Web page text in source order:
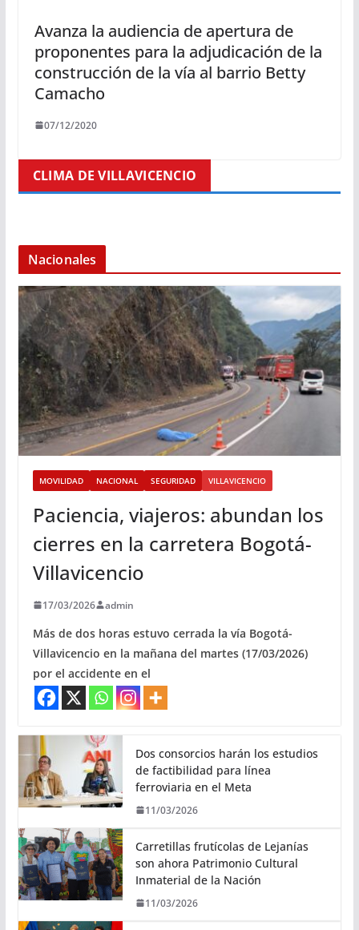
Avanza la audiencia de apertura de
proponentes para la adjudicación de la
construcción de la vía al barrio Betty
Camacho
07/12/2020
CLIMA DE VILLAVICENCIO
Nacionales
MOVILIDAD NACIONAL SEGURIDAD VILLAVICENCIO
Paciencia, viajeros: abundan los
cierres en la carretera Bogotá-
Villavicencio
17/03/2026 admin
Más de dos horas estuvo cerrada la vía Bogotá-
Villavicencio en la mañana del martes (17/03/2026)
por el accidente en el
Dos consorcios harán los estudios
de factibilidad para línea
ferroviaria en el Meta
11/03/2026
Carretillas frutícolas de Lejanías
son ahora Patrimonio Cultural
Inmaterial de la Nación
11/03/2026